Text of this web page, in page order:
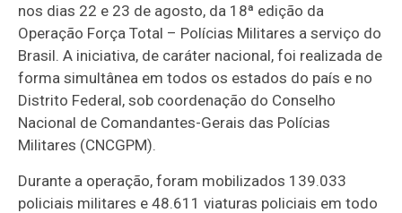
nos dias 22 e 23 de agosto, da 18ª edição da
Operação Força Total – Polícias Militares a serviço do
Brasil. A iniciativa, de caráter nacional, foi realizada de
forma simultânea em todos os estados do país e no
Distrito Federal, sob coordenação do Conselho
Nacional de Comandantes-Gerais das Polícias
Militares (CNCGPM).
Durante a operação, foram mobilizados 139.033
policiais militares e 48.611 viaturas policiais em todo